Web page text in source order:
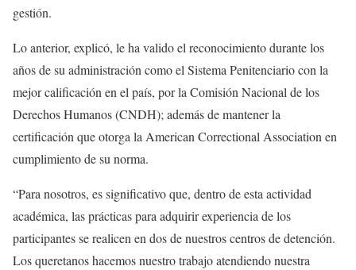
gestión.
Lo anterior, explicó, le ha valido el reconocimiento durante los
años de su administración como el Sistema Penitenciario con la
mejor calificación en el país, por la Comisión Nacional de los
Derechos Humanos (CNDH); además de mantener la
certificación que otorga la American Correctional Association en
cumplimiento de su norma.
“Para nosotros, es significativo que, dentro de esta actividad
académica, las prácticas para adquirir experiencia de los
participantes se realicen en dos de nuestros centros de detención.
Los queretanos hacemos nuestro trabajo atendiendo nuestra